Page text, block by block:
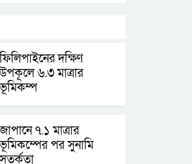
দক্ষিণ
৬.৩ মাত্রার
৭.১ মাত্রার
পর সুনামি